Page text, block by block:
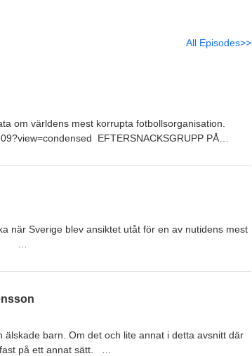
All Episodes>>
om världens mest korrupta fotbollsorganisation.
EFTERSNACKSGRUPP PÅ
när Sverige blev ansiktet utåt för en av nutidens mest
barn. Om det och lite annat i detta avsnitt där
på ett annat sätt.